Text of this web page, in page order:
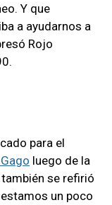
Y que
a ayudarnos a
Rojo
para el
luego de la
se refirió
un poco